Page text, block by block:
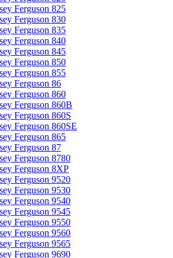
Ferguson 825
Ferguson 830
Ferguson 835
Ferguson 840
Ferguson 845
Ferguson 850
Ferguson 855
Ferguson 86
Ferguson 860
Ferguson 860B
Ferguson 860S
Ferguson 860SE
Ferguson 865
Ferguson 87
Ferguson 8780
Ferguson 8XP
Ferguson 9520
Ferguson 9530
Ferguson 9540
Ferguson 9545
Ferguson 9550
Ferguson 9560
Ferguson 9565
Ferguson 9690